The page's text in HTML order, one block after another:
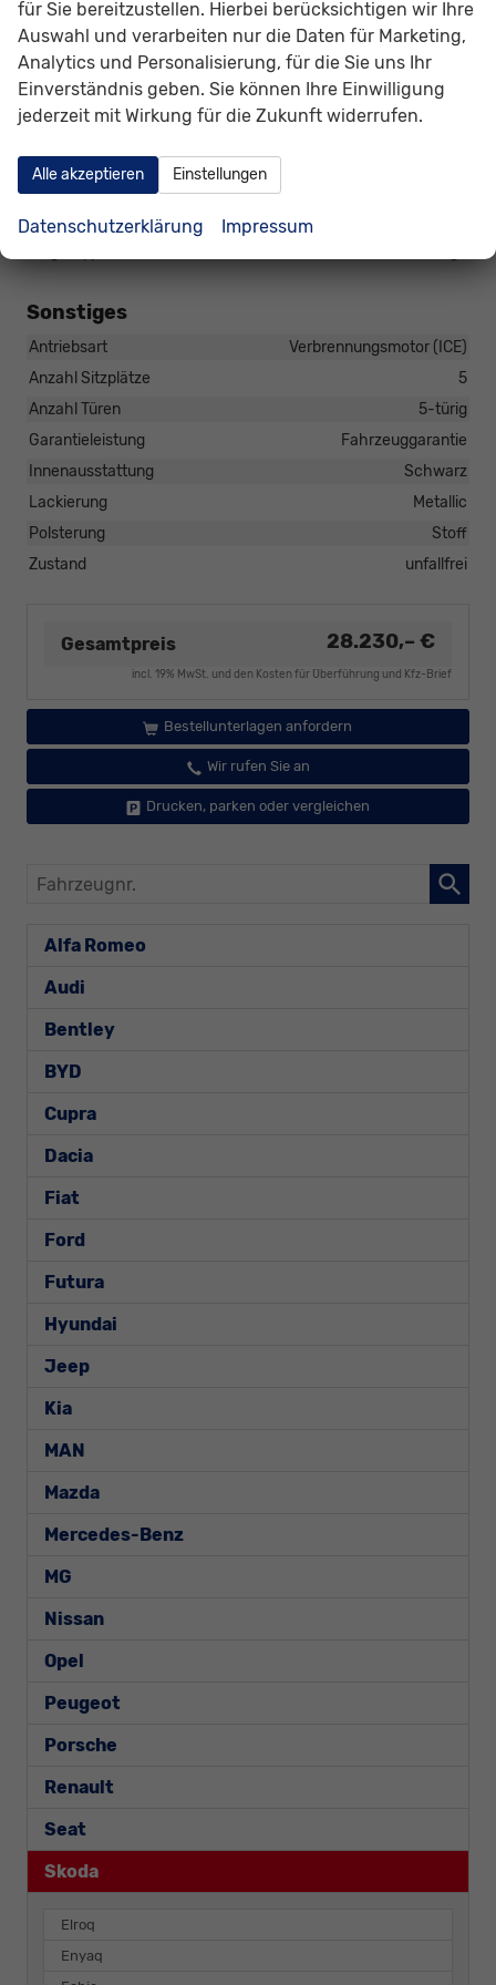
Dachreling
vorhanden
Gepäckraum-/Heckklappe
Elektrische Heckklappe, Gepäckraumklappe automatisch
betätigt
Scheiben, Verglasung
Frontscheibe beheizbar
Räder & Technik
Antriebsachse
Sonstiges
Antriebsart
Verbrennungsmotor (ICE)
Anzahl Sitzplätze
5
Anzahl Türen
5-türig
Garantieleistung
Fahrzeuggarantie
Innenausstattung
Schwarz
Lackierung
Metallic
Polsterung
Stoff
Zustand
unfallfrei
Gesamtpreis 28.230,– €
incl. 19% MwSt. und den Kosten für Überführung und Kfz-Brief
Bestellunterlagen anfordern
Wir rufen Sie an
Drucken, parken oder vergleichen
Fahrzeugnr.
Alfa Romeo
Audi
Bentley
BYD
Cupra
Dacia
Fiat
Ford
Futura
Hyundai
Jeep
Kia
MAN
Mazda
Mercedes-Benz
MG
Nissan
Opel
Peugeot
Porsche
Renault
Seat
Skoda
Elroq
Enyaq
für Sie bereitzustellen. Hierbei berücksichtigen wir Ihre
Auswahl und verarbeiten nur die Daten für Marketing,
Analytics und Personalisierung, für die Sie uns Ihr
Einverständnis geben. Sie können Ihre Einwilligung
jederzeit mit Wirkung für die Zukunft widerrufen.
Alle akzeptieren Einstellungen
Datenschutzerklärung Impressum